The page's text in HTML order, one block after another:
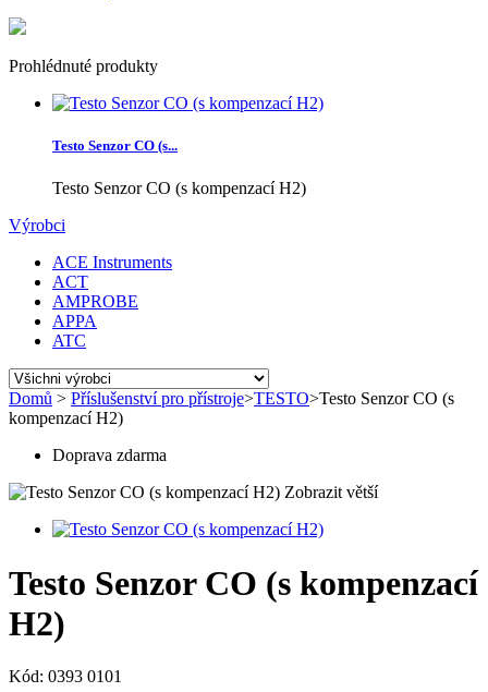
Prohlédnuté produkty
Testo Senzor CO (s...
Testo Senzor CO (s kompenzací H2)
Výrobci
ACE Instruments
ACT
AMPROBE
APPA
ATC
Domů > Příslušenství pro přístroje>TESTO>Testo Senzor CO (s
kompenzací H2)
Doprava zdarma
Zobrazit větší
Testo Senzor CO (s kompenzací
H2)
Kód: 0393 0101